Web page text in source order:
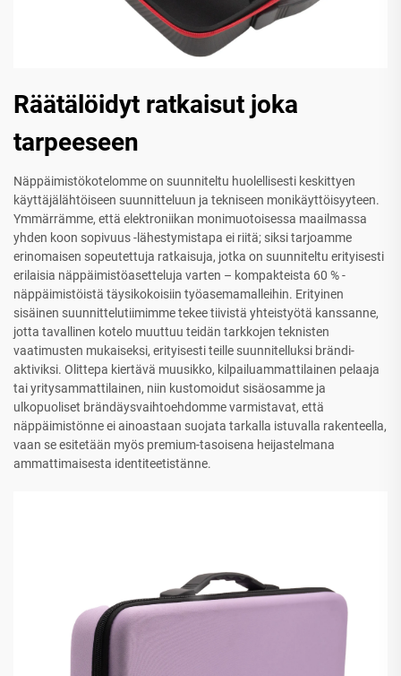
Räätälöidyt ratkaisut joka
tarpeeseen
Näppäimistökotelomme on suunniteltu huolellisesti keskittyen
käyttäjälähtöiseen suunnitteluun ja tekniseen monikäyttöisyyteen.
Ymmärrämme, että elektroniikan monimuotoisessa maailmassa
yhden koon sopivuus -lähestymistapa ei riitä; siksi tarjoamme
erinomaisen sopeutettuja ratkaisuja, jotka on suunniteltu erityisesti
erilaisia näppäimistöasetteluja varten – kompakteista 60 % -
näppäimistöistä täysikokoisiin työasemamalleihin. Erityinen
sisäinen suunnittelutiimimme tekee tiivistä yhteistyötä kanssanne,
jotta tavallinen kotelo muuttuu teidän tarkkojen teknisten
vaatimusten mukaiseksi, erityisesti teille suunnitelluksi brändi-
aktiviksi. Olittepa kiertävä muusikko, kilpailuammattilainen pelaaja
tai yritysammattilainen, niin kustomoidut sisäosamme ja
ulkopuoliset brändäysvaihtoehdomme varmistavat, että
näppäimistönne ei ainoastaan suojata tarkalla istuvalla rakenteella,
vaan se esitetään myös premium-tasoisena heijastelmana
ammattimaisesta identiteetistänne.